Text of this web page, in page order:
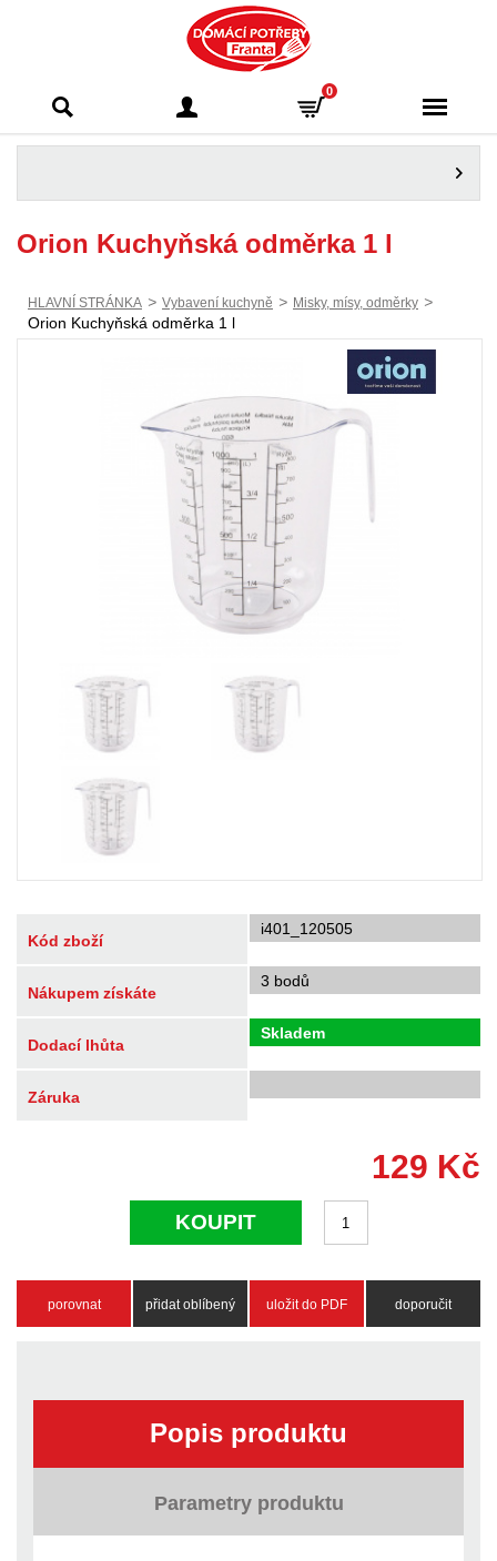
Franta - Příbram
0
Orion Kuchyňská odměrka 1 l
HLAVNÍ STRÁNKA > Vybavení kuchyně > Misky, mísy, odměrky >
Orion Kuchyňská odměrka 1 l
Kód zboží
i401_120505
Nákupem získáte
3 bodů
Dodací lhůta
Skladem
Záruka
129 Kč
KOUPIT
porovnat přidat oblíbený uložit do PDF doporučit
Popis produktu
Parametry produktu